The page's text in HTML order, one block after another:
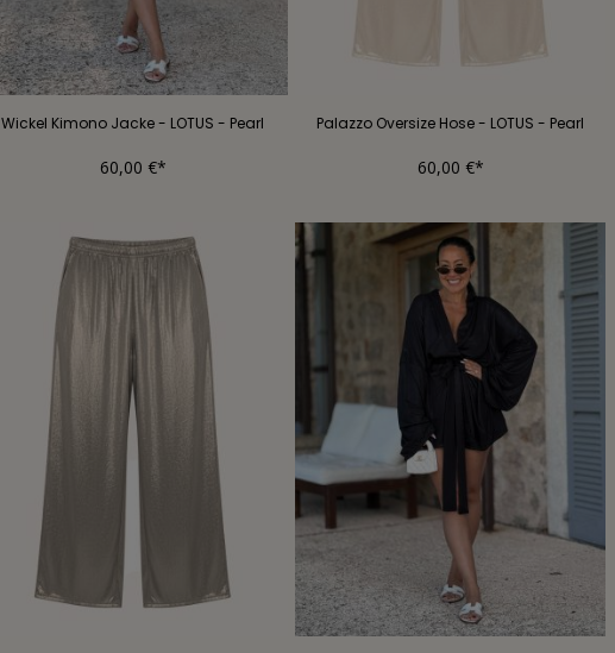
Wickel Kimono Jacke - LOTUS - Pearl
60,00 €*
Palazzo Oversize Hose - LOTUS - Pearl
60,00 €*